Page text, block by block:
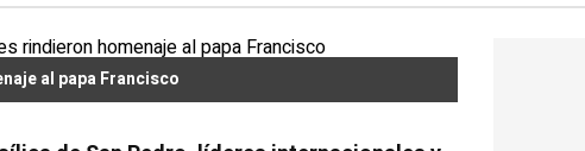
al papa Francisco